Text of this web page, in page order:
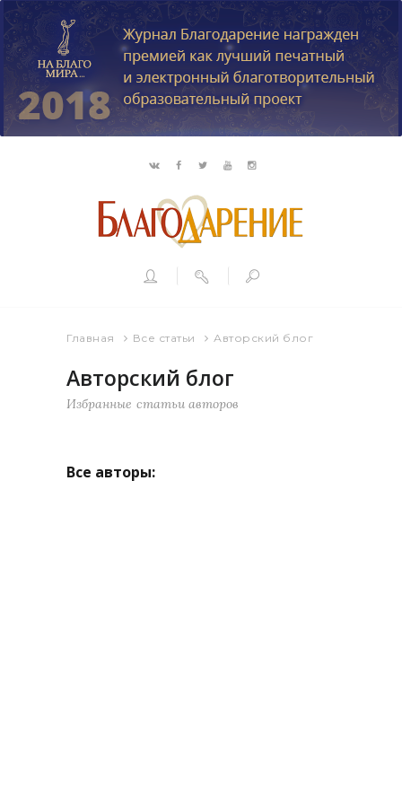
Главная Все статьи Авторский блог
Авторский блог
Избранные статьи авторов
Все авторы: